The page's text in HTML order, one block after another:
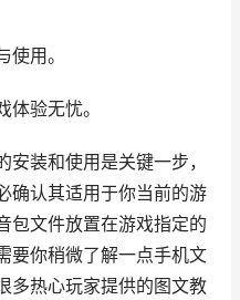
用。
验无忧。
装和使用是关键一步，
确认其适用于你当前的游
包文件放置在游戏指定的
要你稍微了解一点手机文
多热心玩家提供的图文教